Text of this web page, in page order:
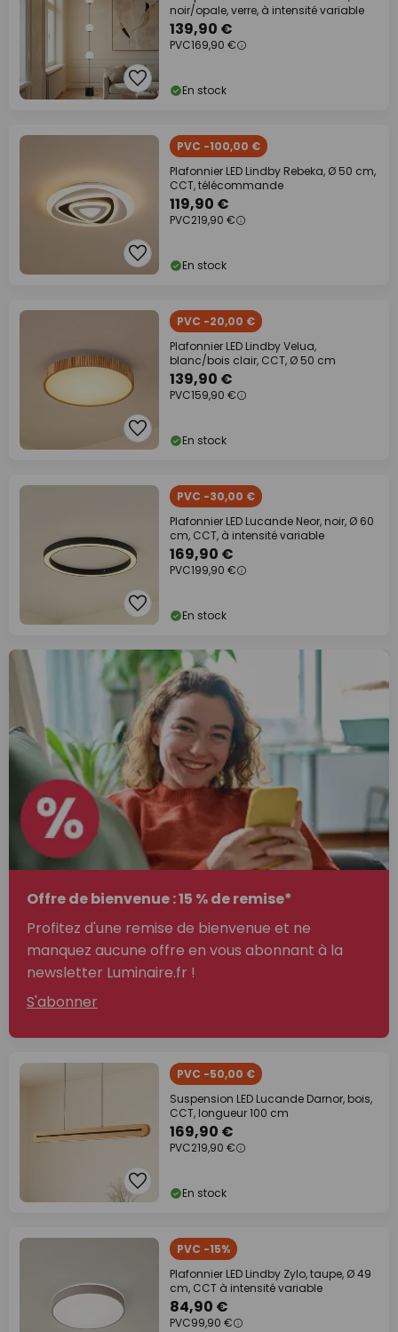
noir/opale, verre, à intensité variable
139,90 €
PVC169,90 €
En stock
PVC -100,00 €
Plafonnier LED Lindby Rebeka, Ø 50 cm,
CCT, télécommande
119,90 €
PVC219,90 €
En stock
PVC -20,00 €
Plafonnier LED Lindby Velua,
blanc/bois clair, CCT, Ø 50 cm
139,90 €
PVC159,90 €
En stock
PVC -30,00 €
Plafonnier LED Lucande Neor, noir, Ø 60
cm, CCT, à intensité variable
169,90 €
PVC199,90 €
En stock
Offre de bienvenue : 15 % de remise*
Profitez d'une remise de bienvenue et ne
manquez aucune offre en vous abonnant à la
newsletter Luminaire.fr !
S'abonner
PVC -50,00 €
Suspension LED Lucande Darnor, bois,
CCT, longueur 100 cm
169,90 €
PVC219,90 €
En stock
PVC -15%
Plafonnier LED Lindby Zylo, taupe, Ø 49
cm, CCT à intensité variable
84,90 €
PVC99,90 €